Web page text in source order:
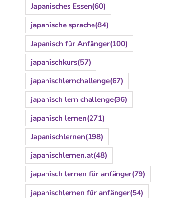
Japanisches Essen(60)
japanische sprache(84)
Japanisch für Anfänger(100)
japanischkurs(57)
japanischlernchallenge(67)
japanisch lern challenge(36)
japanisch lernen(271)
Japanischlernen(198)
japanischlernen.at(48)
japanisch lernen für anfänger(79)
japanischlernen für anfänger(54)